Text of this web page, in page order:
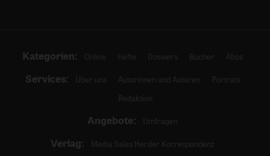
Kategorien: Online Hefte Dossiers Bücher Abos
Services: Über uns Autorinnen und Autoren
Porträts
Redaktion
Angebote: Umfragen
Verlag:
Media Sales Herder Korrespondenz